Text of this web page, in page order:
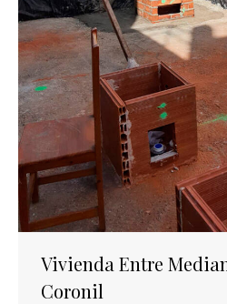
Vivienda Entre
Coronil